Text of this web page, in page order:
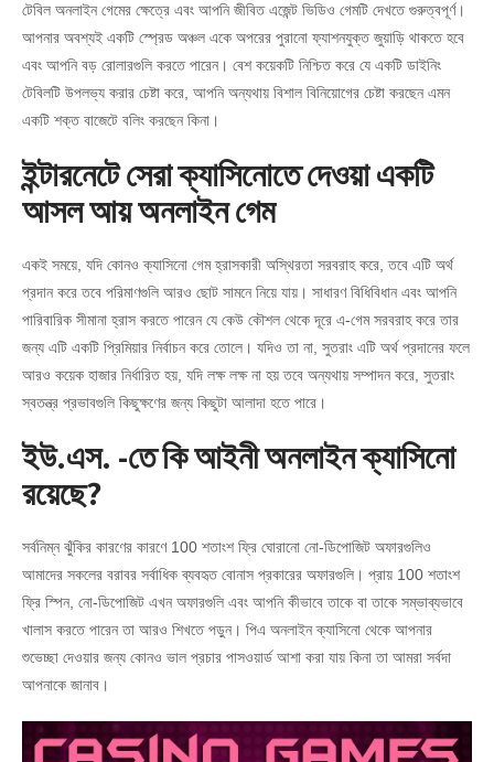
টেবিল অনলাইন গেমের ক্ষেত্রে এবং আপনি জীবিত এজেন্ট ভিডিও গেমটি দেখতে গুরুত্বপূর্ণ।
আপনার অবশ্যই একটি স্প্রেড অঞ্চল একে অপরের পুরানো ফ্যাশনযুক্ত জুয়াড়ি থাকতে হবে
এবং আপনি বড় রোলারগুলি করতে পারেন। বেশ কয়েকটি নিশ্চিত করে যে একটি ডাইনিং
টেবিলটি উপলভ্য করার চেষ্টা করে, আপনি অন্যথায় বিশাল বিনিয়োগের চেষ্টা করছেন এমন
একটি শক্ত বাজেটে বলিং করছেন কিনা।
ইন্টারনেটে সেরা ক্যাসিনোতে দেওয়া একটি
আসল আয় অনলাইন গেম
একই সময়ে, যদি কোনও ক্যাসিনো গেম হ্রাসকারী অস্থিরতা সরবরাহ করে, তবে এটি অর্থ
প্রদান করে তবে পরিমাণগুলি আরও ছোট সামনে নিয়ে যায়। সাধারণ বিধিবিধান এবং আপনি
পারিবারিক সীমানা হ্রাস করতে পারেন যে কেউ কৌশল থেকে দূরে এ-গেম সরবরাহ করে তার
জন্য এটি একটি প্রিমিয়ার নির্বাচন করে তোলে। যদিও তা না, সুতরাং এটি অর্থ প্রদানের ফলে
আরও কয়েক হাজার নির্ধারিত হয়, যদি লক্ষ লক্ষ না হয় তবে অন্যথায় সম্পাদন করে, সুতরাং
স্বতন্ত্র প্রভাবগুলি কিছুক্ষণের জন্য কিছুটা আলাদা হতে পারে।
ইউ.এস. -তে কি আইনী অনলাইন ক্যাসিনো
রয়েছে?
সর্বনিম্ন ঝুঁকির কারণের কারণে 100 শতাংশ ফ্রি ঘোরানো নো-ডিপোজিট অফারগুলিও
আমাদের সকলের বরাবর সর্বাধিক ব্যবহৃত বোনাস প্রকারের অফারগুলি। প্রায় 100 শতাংশ
ফ্রি স্পিন, নো-ডিপোজিট এখন অফারগুলি এবং আপনি কীভাবে তাকে বা তাকে সম্ভাব্যভাবে
খালাস করতে পারেন তা আরও শিখতে পড়ুন। পিএ অনলাইন ক্যাসিনো থেকে আপনার
শুভেচ্ছা দেওয়ার জন্য কোনও ভাল প্রচার পাসওয়ার্ড আশা করা যায় কিনা তা আমরা সর্বদা
আপনাকে জানাব।